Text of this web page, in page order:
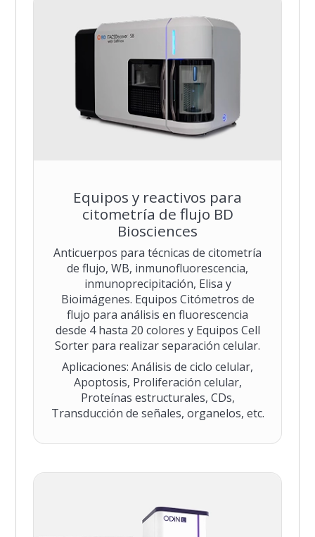
Equipos y reactivos para
citometría de flujo BD
Biosciences
Anticuerpos para técnicas de citometría
de flujo, WB, inmunofluorescencia,
inmunoprecipitación, Elisa y
Bioimágenes. Equipos Citómetros de
flujo para análisis en fluorescencia
desde 4 hasta 20 colores y Equipos Cell
Sorter para realizar separación celular.
Aplicaciones: Análisis de ciclo celular,
Apoptosis, Proliferación celular,
Proteínas estructurales, CDs,
Transducción de señales, organelos, etc.